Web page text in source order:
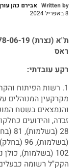
Written by אבירם כהן
8 באפריל 2024
ראס
רקע עובדתי:
1. רשות הפיתוח
מקרקעין המנוהלים
והנמצאים בשטח